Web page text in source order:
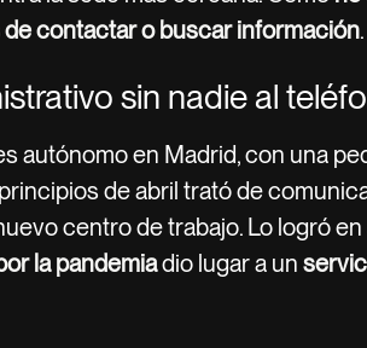
contactar o buscar información.
sin nadie al
autónomo en Madrid, con una
de abril trató de
centro de trabajo. Lo logró en
la pandemiadio lugar a un